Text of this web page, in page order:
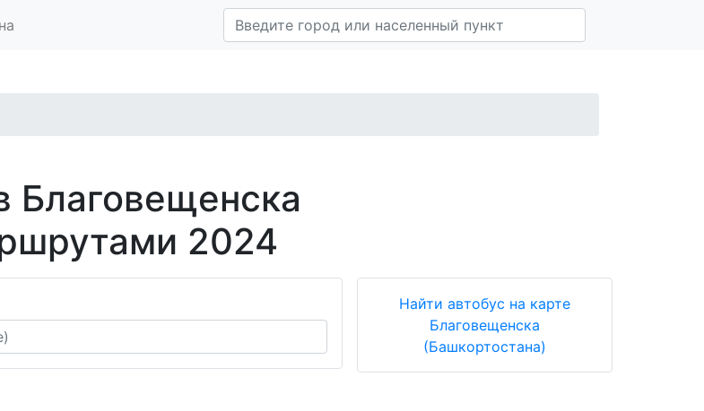
Благовещенска
2024
Найти автобус на карте
Благовещенска
(Башкортостана)